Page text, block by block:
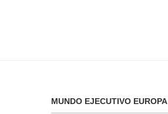
MUNDO EJECUTIVO EUROPA